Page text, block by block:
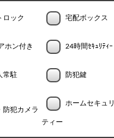
ロック 宅配ボックス
ホン付き 24時間ｾｷｭﾘﾃｨｰ
常駐 防犯鍵
防犯カメラ
ホームセキュリ
ティー